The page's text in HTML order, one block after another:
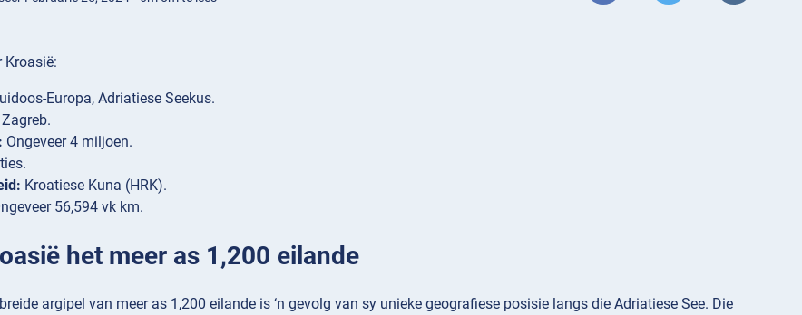
Kroasië:
Europa, Adriatiese Seekus.
Zagreb.
Ongeveer 4 miljoen.
Kroatiese Kuna (HRK).
56,594 vk km.
het meer as 1,200 eilande
argipel van meer as 1,200 eilande is ‘n gevolg van sy unieke geografiese posisie langs die Adriatiese See. Die